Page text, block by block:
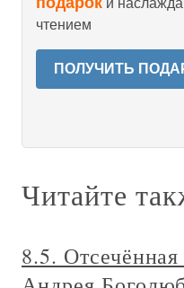
и
чтением
ПОЛУЧИТЬ
Читайте
8.5.